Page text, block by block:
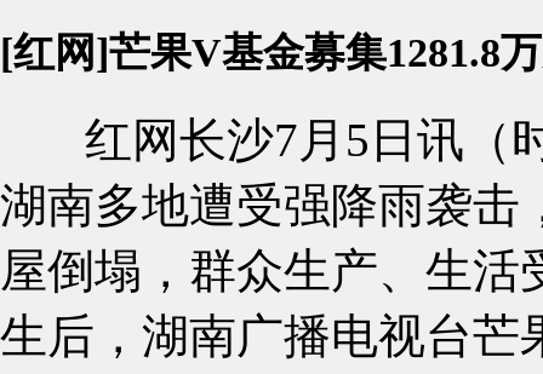
[红网]芒果V基金募集1281.8
红网长沙7月5日讯（
湖南多地遭受强降雨袭击
屋倒塌，群众生产、生
生后，湖南广播电视台芒